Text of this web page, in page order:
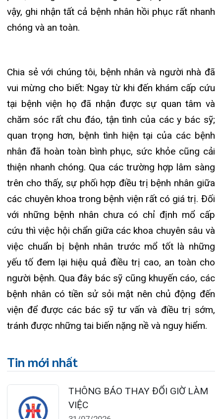
27/07/2026
TỔNG QUAN VỀ BỆNH LÝ THOÁI
HÓA KHỚP VÀ CƠ SỞ SI...
23/07/2026
124 Nguyễn Đức Cảnh, Cát Dài Q Lê
Chân, Hải Phòng
0225-3955 888
0225-3951 115
dakhoaquocte.hih@gmail.com
Khoa Khám bệnh theo yêu cầu:
Thứ 2 – Thứ 6: 06:00 – 20:00
Thứ 7 – Chủ nhật: 06:30 – 16:30